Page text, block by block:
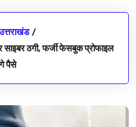
/
ठगी, फर्जी फेसबुक प्रोफाइल
पैसे